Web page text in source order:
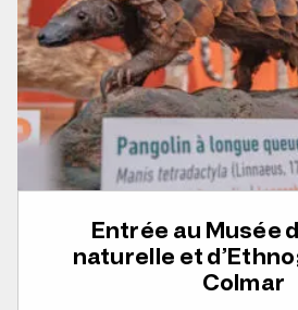
Entrée au Musée
naturelle et
Colmar